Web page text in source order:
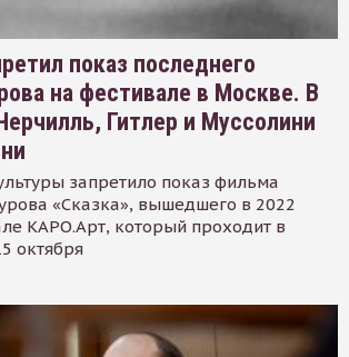
показ последнего
на фестивале в Москве. В
Гитлер и Муссолини
запретило показ фильма
«Сказка», вышедшего в 2022
КАРО.Арт, который проходит в
октября